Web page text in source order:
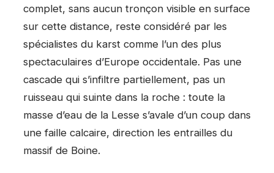
complet, sans aucun tronçon visible en surface
sur cette distance, reste considéré par les
spécialistes du karst comme l’un des plus
spectaculaires d’Europe occidentale. Pas une
cascade qui s’infiltre partiellement, pas un
ruisseau qui suinte dans la roche : toute la
masse d’eau de la Lesse s’avale d’un coup dans
une faille calcaire, direction les entrailles du
massif de Boine.